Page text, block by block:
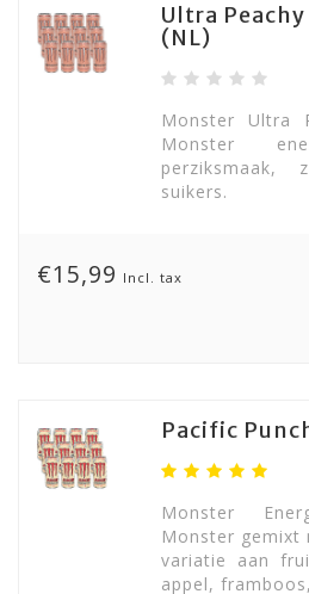
Ultra
(NL)
Monster Ultra
Monster
perziksmaak,
suikers.
€15,99 Incl. tax
Pacific
Monster
Monster gemixt
variatie aan
appel,